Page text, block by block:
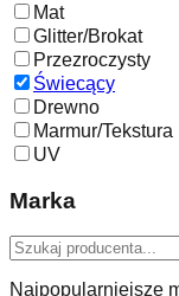
Mat
Glitter/Brokat
Przezroczysty
Świecący
Drewno
Marmur/Tekstura
UV
Marka
Najpopularniejsze